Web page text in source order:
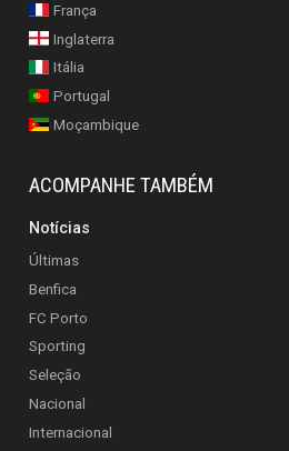
França
Inglaterra
Itália
Portugal
Moçambique
ACOMPANHE TAMBÉM
Notícias
Últimas
Benfica
FC Porto
Sporting
Seleção
Nacional
Internacional